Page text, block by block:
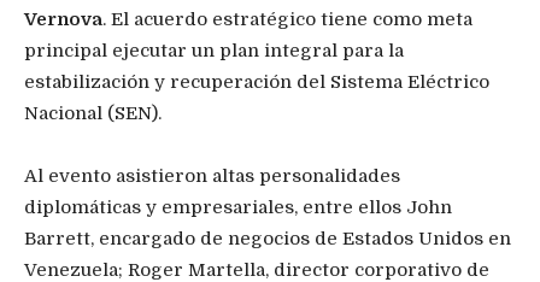
Vernova. El acuerdo estratégico tiene como meta
principal ejecutar un plan integral para la
estabilización y recuperación del Sistema Eléctrico
Nacional (SEN).
Al evento asistieron altas personalidades
diplomáticas y empresariales, entre ellos John
Barrett, encargado de negocios de Estados Unidos en
Venezuela; Roger Martella, director corporativo de